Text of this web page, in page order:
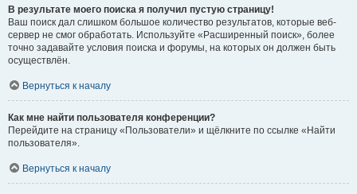
В результате моего поиска я получил пустую страницу!
Ваш поиск дал слишком большое количество результатов, которые веб-
сервер не смог обработать. Используйте «Расширенный поиск», более
точно задавайте условия поиска и форумы, на которых он должен быть
осуществлён.
Вернуться к началу
Как мне найти пользователя конференции?
Перейдите на страницу «Пользователи» и щёлкните по ссылке «Найти
пользователя».
Вернуться к началу